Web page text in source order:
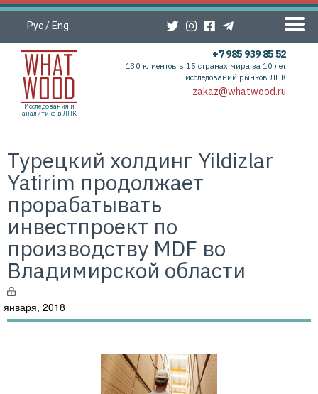
Рус/ Eng
Исследования и
аналитика в ЛПК
+7 985 939 85 52
130 клиентов в 15 странах мира за 10 лет
исследований рынков ЛПК
zakaz@whatwood.ru
Турецкий холдинг Yildizlar
Yatirim продолжает
прорабатывать
инвестпроект по
производству MDF во
Владимирской области
января, 2018